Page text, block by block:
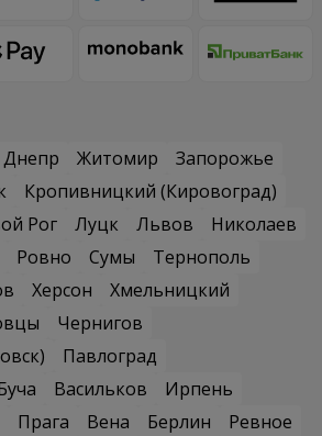
Днепр Житомир
Запорожье
Кропивницкий (Кировоград)
Рог Луцк Львов
Николаев
Ровно Сумы
Тернополь
Херсон
Хмельницкий
Чернигов
Павлоград
Васильков
Ирпень
Прага Вена Берлин
Ревное